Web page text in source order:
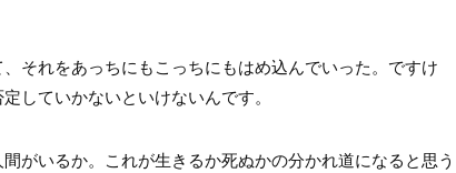
それをあっちにもこっちにもはめ込んでいった。ですけ
していかないといけないんです。
がいるか。これが生きるか死ぬかの分かれ道になると思う